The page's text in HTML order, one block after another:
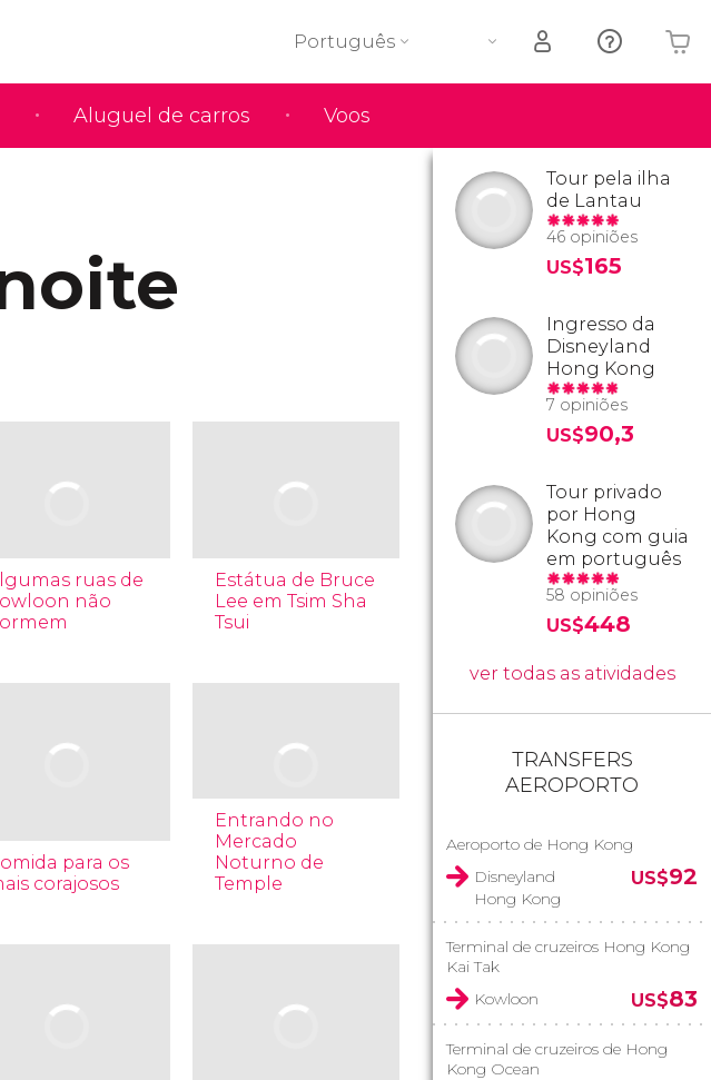
Aluguel de carros Voos
Português
ruas de
não
Estátua de Bruce
Lee em Tsim Sha
Tsui
para os
corajosos
Entrando no
Mercado
Noturno de
Temple
Tour pela ilha
de Lantau
46 opiniões
US$165
Ingresso da
Disneyland
Hong Kong
7 opiniões
US$90,3
Tour privado
por Hong
Kong com guia
em português
58 opiniões
US$448
ver todas as atividades
TRANSFERS
AEROPORTO
Aeroporto de Hong Kong
Disneyland
Hong Kong
US$92
Terminal de cruzeiros Hong Kong
Kai Tak
Kowloon
US$83
Terminal de cruzeiros de Hong
Kong Ocean